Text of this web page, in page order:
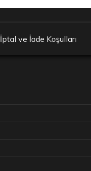
İptal ve İade Koşulları